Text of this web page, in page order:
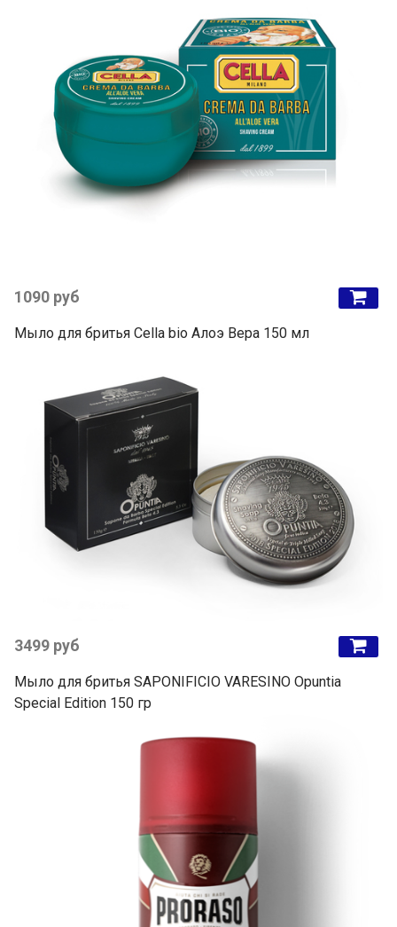
1090 руб
Мыло для бритья Cella bio Алоэ Вера 150 мл
3499 руб
Мыло для бритья SAPONIFICIO VARESINO Opuntia
Special Edition 150 гр